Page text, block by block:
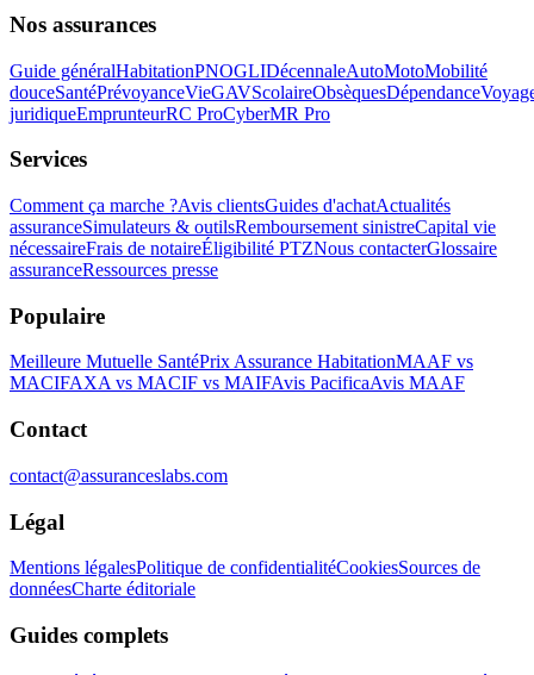
Nos assurances
Guide généralHabitationPNOGLIDécennaleAutoMotoMobilité
douceSantéPrévoyanceVieGAVScolaireObsèquesDépendance
juridiqueEmprunteurRC ProCyberMR Pro
Services
Comment ça marche ?Avis clientsGuides d'achatActualités
assuranceSimulateurs & outilsRemboursement sinistreCapital vie
nécessaireFrais de notaireÉligibilité PTZNous contacterGlossaire
assuranceRessources presse
Populaire
Meilleure Mutuelle SantéPrix Assurance HabitationMAAF vs
MACIFAXA vs MACIF vs MAIFAvis PacificaAvis MAAF
Contact
contact@assuranceslabs.com
Légal
Mentions légalesPolitique de confidentialitéCookiesSources de
donnéesCharte éditoriale
Guides complets